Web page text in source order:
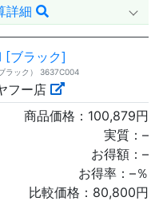
詳細
[ブラック]
ラック） 3637C004
フー店
商品価格： 100,879円
実質： –
お得額： –
お得率： –％
比較価格： 80,800円